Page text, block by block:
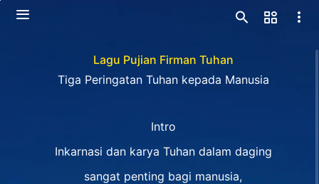
Lagu Pujian Firman Tuhan
Tiga Peringatan Tuhan kepada Manusia
Intro
Inkarnasi dan karya Tuhan dalam daging
sangat penting bagi manusia,